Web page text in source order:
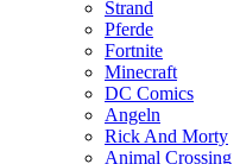
Strand
Pferde
Fortnite
Minecraft
DC Comics
Angeln
Rick And Morty
Animal Crossing